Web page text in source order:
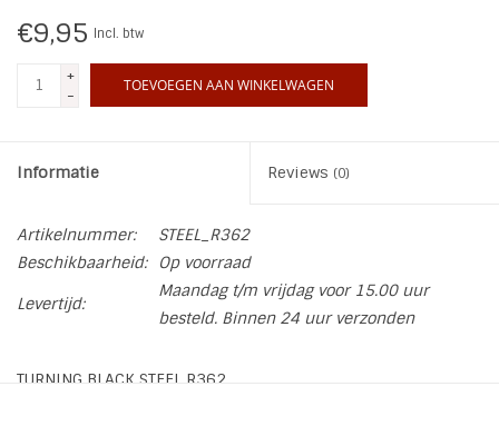
LIFESTYLE PRODUCTEN
Blog
€9,95 Incl. btw
+
-
TOEVOEGEN AAN WINKELWAGEN
Informatie Reviews (0)
Artikelnummer:
STEEL_R362
Beschikbaarheid:
Op voorraad
Levertijd:
Maandag t/m vrijdag voor 15.00 uur
besteld. Binnen 24 uur verzonden
TURNING BLACK STEEL R362